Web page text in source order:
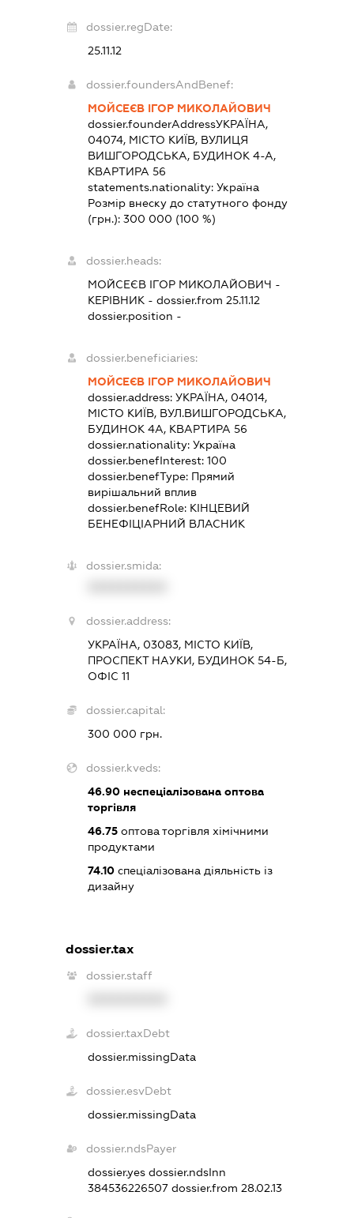
dossier.regDate:
25.11.12
dossier.foundersAndBenef:
МОЙСЕЄВ ІГОР МИКОЛАЙОВИЧ
dossier.founderAddressУКРАЇНА,
04074, МІСТО КИЇВ, ВУЛИЦЯ
ВИШГОРОДСЬКА, БУДИНОК 4-А,
КВАРТИРА 56
statements.nationality:Україна
Розмір внеску до статутного фонду
(грн.):300 000 (100 %)
dossier.heads:
МОЙСЕЄВ ІГОР МИКОЛАЙОВИЧ -
КЕРІВНИК - dossier.from 25.11.12
dossier.position -
dossier.beneficiaries:
МОЙСЕЄВ ІГОР МИКОЛАЙОВИЧ
dossier.address:УКРАЇНА, 04014,
МІСТО КИЇВ, ВУЛ.ВИШГОРОДСЬКА,
БУДИНОК 4А, КВАРТИРА 56
dossier.nationality:Україна
dossier.benefInterest:100
dossier.benefType: Прямий
вирішальний вплив
dossier.benefRole: КІНЦЕВИЙ
БЕНЕФІЦІАРНИЙ ВЛАСНИК
dossier.smida:
dossier.address:
УКРАЇНА, 03083, МІСТО КИЇВ,
ПРОСПЕКТ НАУКИ, БУДИНОК 54-Б,
ОФІС 11
dossier.capital:
300 000 грн.
dossier.kveds:
46.90 неспеціалізована оптова
торгівля
46.75 оптова торгівля хімічними
продуктами
74.10 спеціалізована діяльність із
дизайну
dossier.tax
dossier.staff
dossier.taxDebt
dossier.missingData
dossier.esvDebt
dossier.missingData
dossier.ndsPayer
dossier.yesdossier.ndsInn
384536226507dossier.from 28.02.13